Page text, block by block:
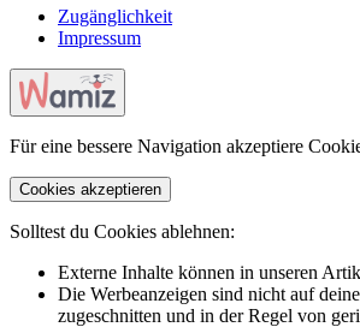
Zugänglichkeit
Impressum
Für eine bessere Navigation akzeptiere
Cookies akzeptieren
Solltest du Cookies ablehnen:
Externe Inhalte können in unseren
Die Werbeanzeigen sind nicht auf
zugeschnitten und in der Regel von